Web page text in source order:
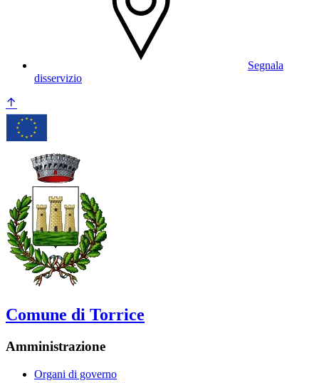
Segnala
disservizio
Comune di Torrice
Amministrazione
Organi di governo